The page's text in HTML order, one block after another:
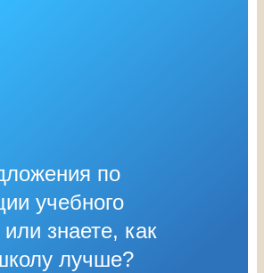
по
учебного
знаете, как
лучше?